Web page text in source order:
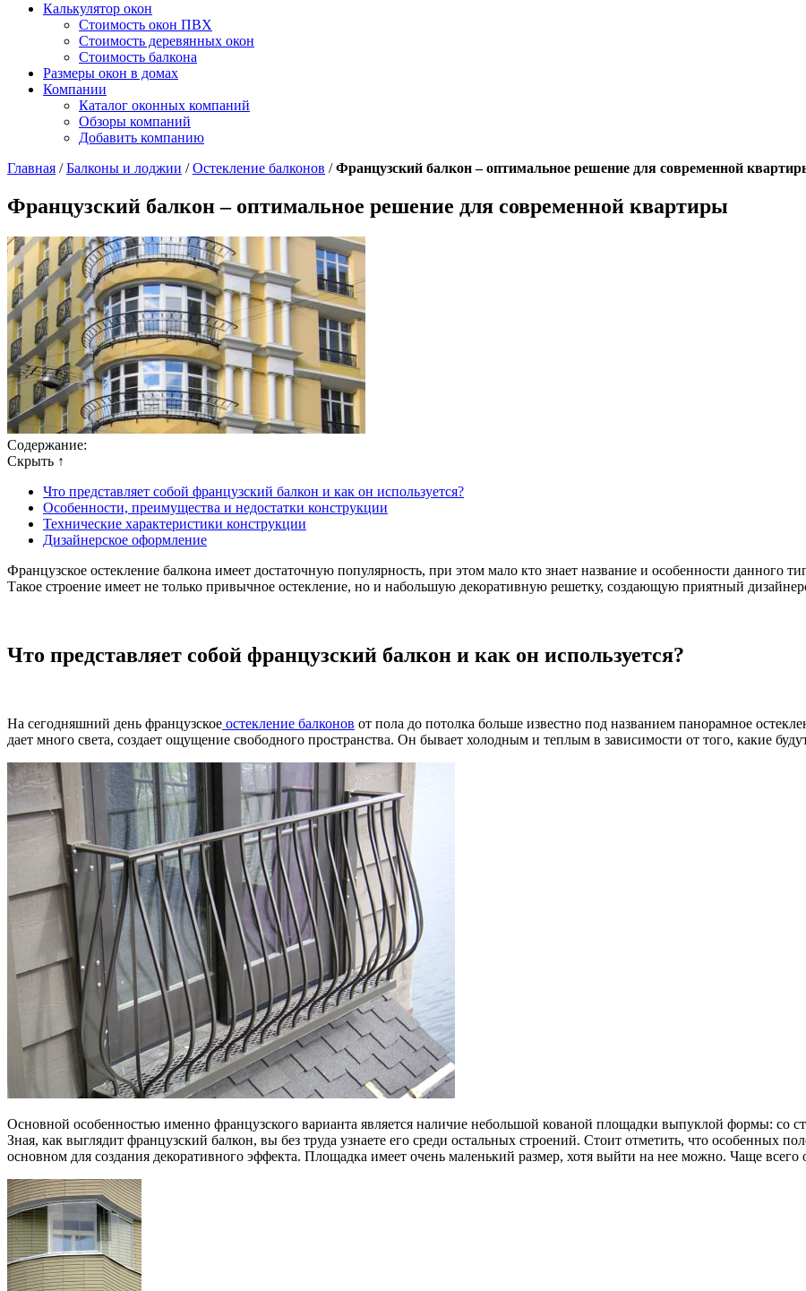
Калькулятор окон
Стоимость окон ПВХ
Стоимость деревянных окон
Стоимость балкона
Размеры окон в домах
Компании
Каталог оконных компаний
Обзоры компаний
Добавить компанию
Главная /Балконы и лоджии /Остекление балконов /Французский балкон – оптимальное решение для современной
Французский балкон – оптимальное решение для современной квартиры
Содержание:
Скрыть ↑
Что представляет собой французский балкон и как он используется?
Особенности, преимущества и недостатки конструкции
Технические характеристики конструкции
Дизайнерское оформление
Французское остекление балкона имеет достаточную популярность, при этом мало кто знает название и особенности данного
Такое строение имеет не только привычное остекление, но и набольшую декоративную решетку, создающую приятный
Что представляет собой французский балкон и как он используется?
На сегодняшний день французское остекление балконов от пола до потолка больше известно под названием панорамное
дает много света, создает ощущение свободного пространства. Он бывает холодным и теплым в зависимости от того, какие
Основной особенностью именно французского варианта является наличие небольшой кованой площадки выпуклой формы: со
Зная, как выглядит французский балкон, вы без труда узнаете его среди остальных строений. Стоит отметить, что особенных
основном для создания декоративного эффекта. Площадка имеет очень маленький размер, хотя выйти на нее можно. Чаще всего